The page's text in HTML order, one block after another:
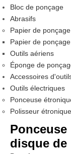
Bloc de ponçage
Abrasifs
Papier de ponçage
Papier de ponçage
Outils aériens
Éponge de
Accessoires
Outils électriques
Ponceuse
Polisseur étronique
disque de